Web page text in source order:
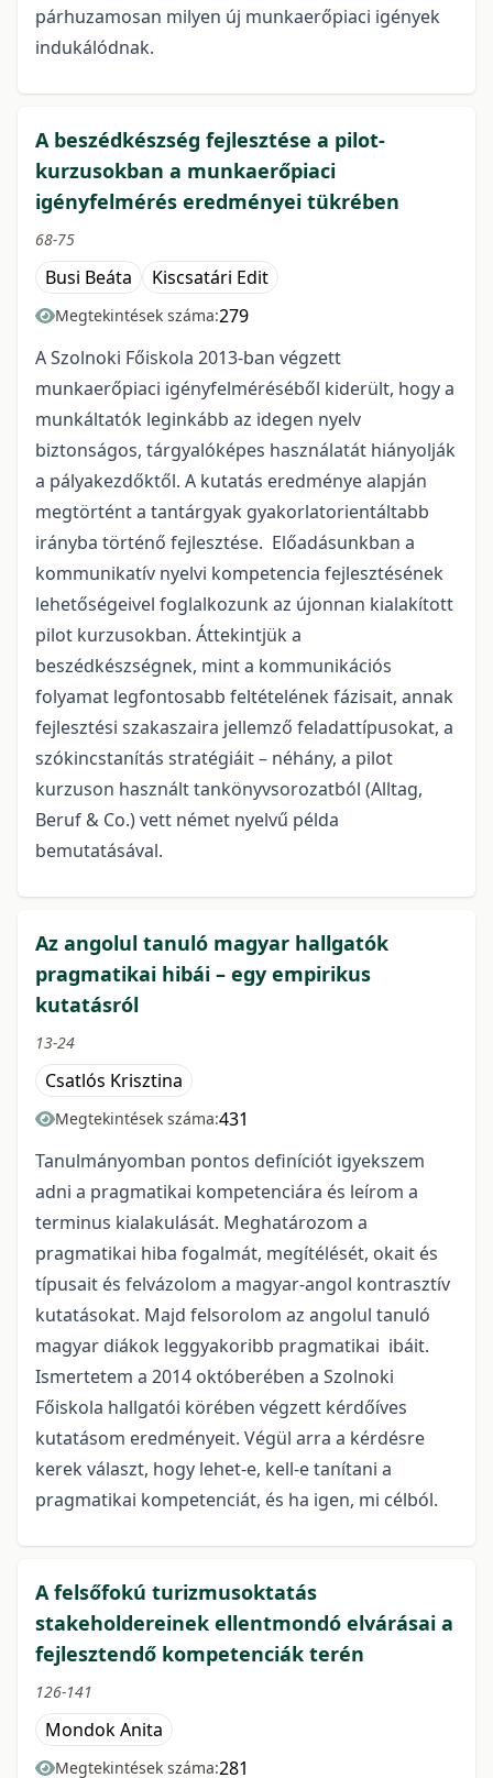
párhuzamosan milyen új munkaerőpiaci igények
indukálódnak.
A beszédkészség fejlesztése a pilot-
kurzusokban a munkaerőpiaci
igényfelmérés eredményei tükrében
68-75
Busi Beáta Kiscsatári Edit
Megtekintések száma:279
A Szolnoki Főiskola 2013-ban végzett
munkaerőpiaci igényfelméréséből kiderült, hogy a
munkáltatók leginkább az idegen nyelv
biztonságos, tárgyalóképes használatát hiányolják
a pályakezdőktől. A kutatás eredménye alapján
megtörtént a tantárgyak gyakorlatorientáltabb
irányba történő fejlesztése. Előadásunkban a
kommunikatív nyelvi kompetencia fejlesztésének
lehetőségeivel foglalkozunk az újonnan kialakított
pilot kurzusokban. Áttekintjük a
beszédkészségnek, mint a kommunikációs
folyamat legfontosabb feltételének fázisait, annak
fejlesztési szakaszaira jellemző feladattípusokat, a
szókincstanítás stratégiáit – néhány, a pilot
kurzuson használt tankönyvsorozatból (Alltag,
Beruf & Co.) vett német nyelvű példa
bemutatásával.
Az angolul tanuló magyar hallgatók
pragmatikai hibái – egy empirikus
kutatásról
13-24
Csatlós Krisztina
Megtekintések száma:431
Tanulmányomban pontos definíciót igyekszem
adni a pragmatikai kompetenciára és leírom a
terminus kialakulását. Meghatározom a
pragmatikai hiba fogalmát, megítélését, okait és
típusait és felvázolom a magyar-angol kontrasztív
kutatásokat. Majd felsorolom az angolul tanuló
magyar diákok leggyakoribb pragmatikai ibáit.
Ismertetem a 2014 októberében a Szolnoki
Főiskola hallgatói körében végzett kérdőíves
kutatásom eredményeit. Végül arra a kérdésre
kerek választ, hogy lehet-e, kell-e tanítani a
pragmatikai kompetenciát, és ha igen, mi célból.
A felsőfokú turizmusoktatás
stakeholdereinek ellentmondó elvárásai a
fejlesztendő kompetenciák terén
126-141
Mondok Anita
Megtekintések száma:281